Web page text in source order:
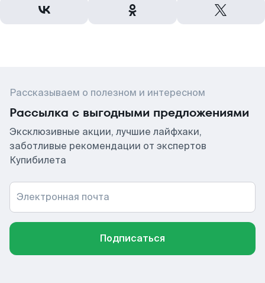
Рассказываем о полезном и интересном
Рассылка с выгодными предложениями
Эксклюзивные акции, лучшие лайфхаки,
заботливые рекомендации от экспертов
Купибилета
Электронная почта
Подписаться